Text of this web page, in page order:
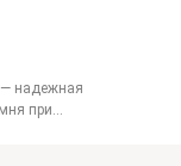
— надежная
при